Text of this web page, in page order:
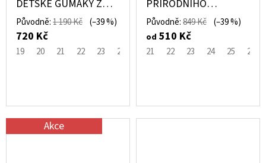
DĚTSKÉ GUMÁKY Z
PŘÍRODNÍHO
KAUČUKU CINDER
BÉŽOVÉ - MIKK-LINE
Původně:1 190 Kč (–39 %)
720 Kč
19 20 21 22 23 24
PŘÍRODNÍHO
KAUČUKU S LISTY
NETTLE CAMO – POM
POM
Původně:849 Kč (–39 %)
od 510 Kč
21 22 23 24 25 26
Akce